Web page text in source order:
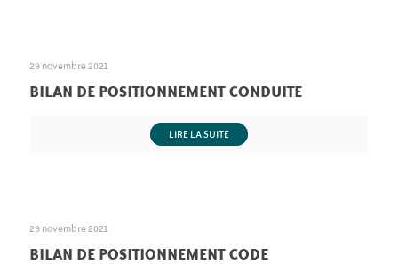
29 novembre 2021
BILAN DE POSITIONNEMENT CONDUITE
LIRE LA SUITE
29 novembre 2021
BILAN DE POSITIONNEMENT CODE